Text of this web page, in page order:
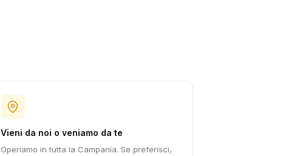
Vieni da noi o veniamo da te
Operiamo in tutta la Campania. Se preferisci,